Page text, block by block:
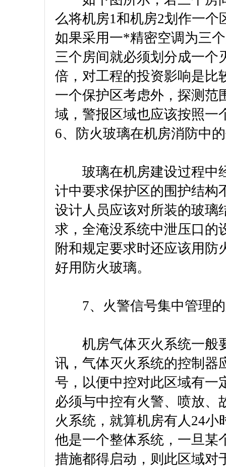
么将机房1和机房2划作一
如果采用一*精密空调为三
三个房间就必须划分成一个
倍，对工程的投资影响是比
一个保护区考虑外，探测范
域，警报区域也应该按照
6、防火玻璃在机房消防中
玻璃在机房建设过程中
计中要求保护区的围护结构
设计人员应该对所装的玻璃
求，全淹没系统中泄压口的
附和规定要求时还应该用防
好用防火玻璃。
7、火警信号集中管理
机房气体灭火系统一般
讯，气体灭火系统的控制器
号，以便中控对此区域有一
必须与中控有火警、喷放、
火系统，就算机房有人24
他是一个整体系统，一旦某
措施都得启动，则此区域对